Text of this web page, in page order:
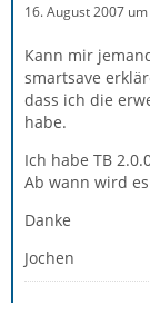
16. August 2007
Kann mir
smartsave
dass ich die
habe.
Ich habe TB
Ab wann wird
Danke
Jochen